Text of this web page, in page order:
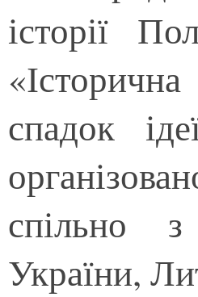
історії
спадок
спільно
України,